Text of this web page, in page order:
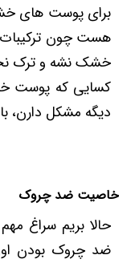
برای پوست ‌های
هست چون
خشک نشه و ترک
کسایی که پوست
دیگه مشکل دارن،
خاصیت ضد چروک
حالا بریم سراغ
ضد چروک بودن